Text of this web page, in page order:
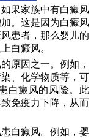
果家族中有白癜风
。这是因为白癜风
患者，那么婴儿的
白癜风。
因之一。例如，
、化学物质等，可
白癜风的风险。此
免疫力下降，从而
白癜风。例如，婴